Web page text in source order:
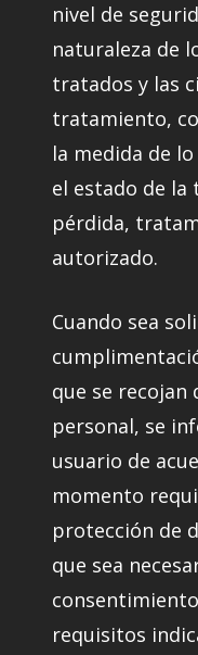
nivel de
naturaleza de
tratados y las
tratamiento,
la medida de
el estado de la
pérdida,
autorizado.
Cuando sea
que se recojan
personal, se
usuario de
momento
protección de
que sea
requisitos